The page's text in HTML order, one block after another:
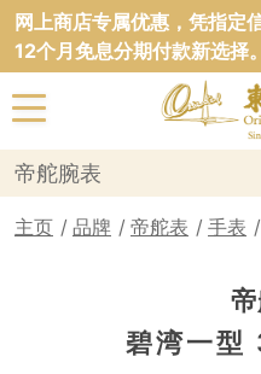
网上商店专属优惠，凭指定
12个月免息分期付款新选择。
帝舵腕表
主页 品牌 帝舵表 手表
碧湾一型